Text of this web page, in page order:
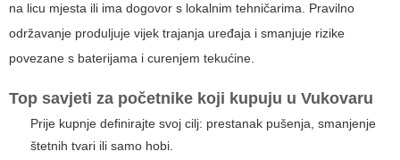
na licu mjesta ili ima dogovor s lokalnim tehničarima. Pravilno
održavanje produljuje vijek trajanja uređaja i smanjuje rizike
povezane s baterijama i curenjem tekućine.
Top savjeti za početnike koji kupuju u Vukovaru
Prije kupnje definirajte svoj cilj: prestanak pušenja, smanjenje
štetnih tvari ili samo hobi.